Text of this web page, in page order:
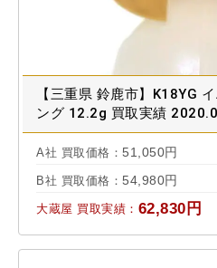
【三重県 鈴鹿市】K18YG
ング 12.2g 買取実績
A社 買取価格： 51,050円
B社 買取価格： 54,980円
大蔵屋 買取実績： 62,830円